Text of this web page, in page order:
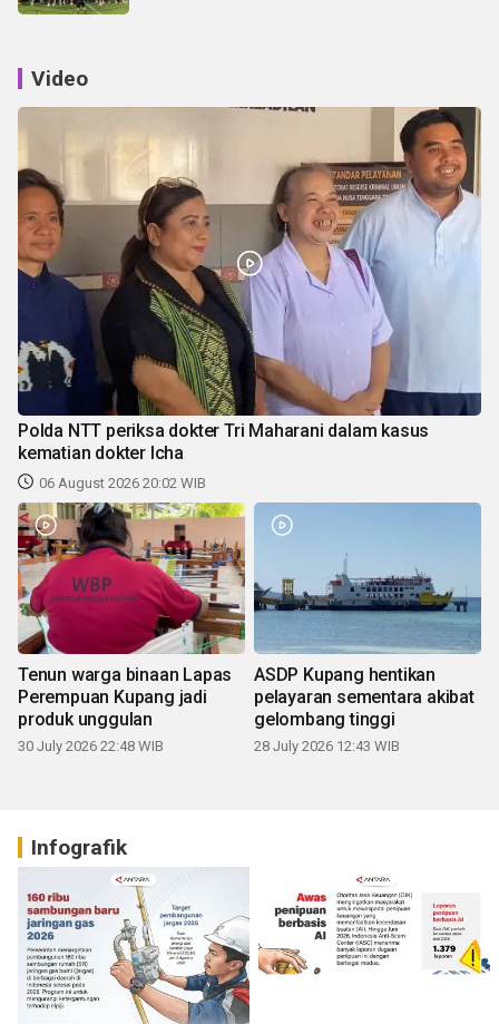
Video
Polda NTT periksa dokter Tri Maharani dalam kasus
kematian dokter Icha
06 August 2026 20:02 WIB
Tenun warga binaan Lapas
Perempuan Kupang jadi
produk unggulan
30 July 2026 22:48 WIB
ASDP Kupang hentikan
pelayaran sementara akibat
gelombang tinggi
28 July 2026 12:43 WIB
Infografik